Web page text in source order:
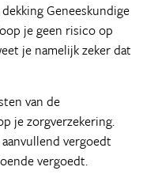
Geneeskundige
je geen risico op
je namelijk zeker dat
van de
je zorgverzekering.
vergoedt
vergoedt.